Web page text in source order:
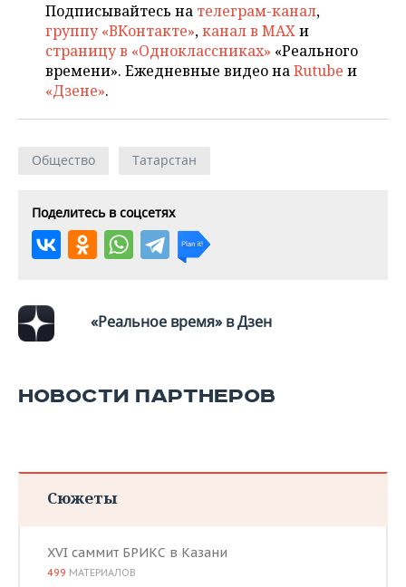
Подписывайтесь на телеграм-канал,
группу «ВКонтакте»,канал в MAXи
страницу в «Одноклассниках» «Реального
времени». Ежедневные видео наRutube и
«Дзене».
Общество Татарстан
Поделитесь в соцсетях
«Реальное время» в Дзен
НОВОСТИ ПАРТНЕРОВ
Сюжеты
XVI саммит БРИКС в Казани
499 МАТЕРИАЛОВ